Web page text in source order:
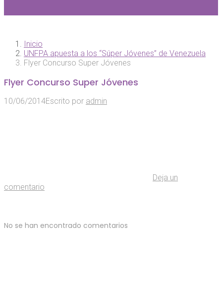
Inicio
UNFPA apuesta a los “Súper Jóvenes” de Venezuela
Flyer Concurso Super Jóvenes
Flyer Concurso Super Jóvenes
10/06/2014Escrito por admin
Deja un
comentario
No se han encontrado comentarios